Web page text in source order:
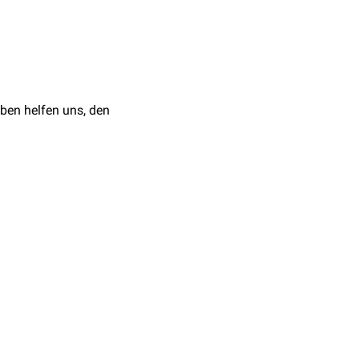
Insbesondere die
helfen uns, den